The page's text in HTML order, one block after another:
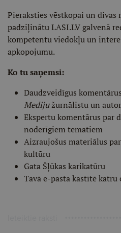
Pieraksties vēstkopai un divas
padziļinātu LASI.LV galvenā
kompetentu viedokļu un
apkopojumu.
Ko tu saņemsi:
Daudzveidīgus
Medijužurnālistu un
Ekspertu komentārus par
noderīgiem tematiem
Aizraujošus materiālus
kultūru
Gata Šļūkas karikatūru
Tavā e-pasta kastītē